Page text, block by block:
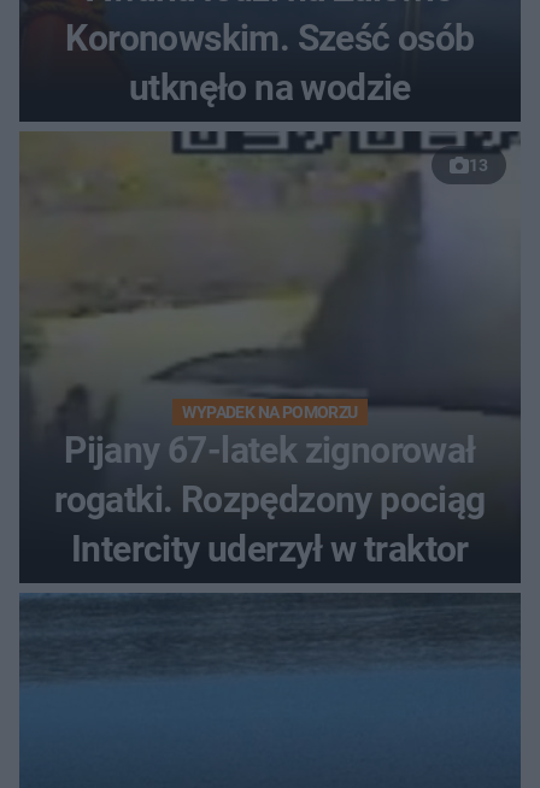
Koronowskim. Sześć osób
utknęło na wodzie
13
WYPADEK NA POMORZU
Pijany 67-latek zignorował
rogatki. Rozpędzony pociąg
Intercity uderzył w traktor